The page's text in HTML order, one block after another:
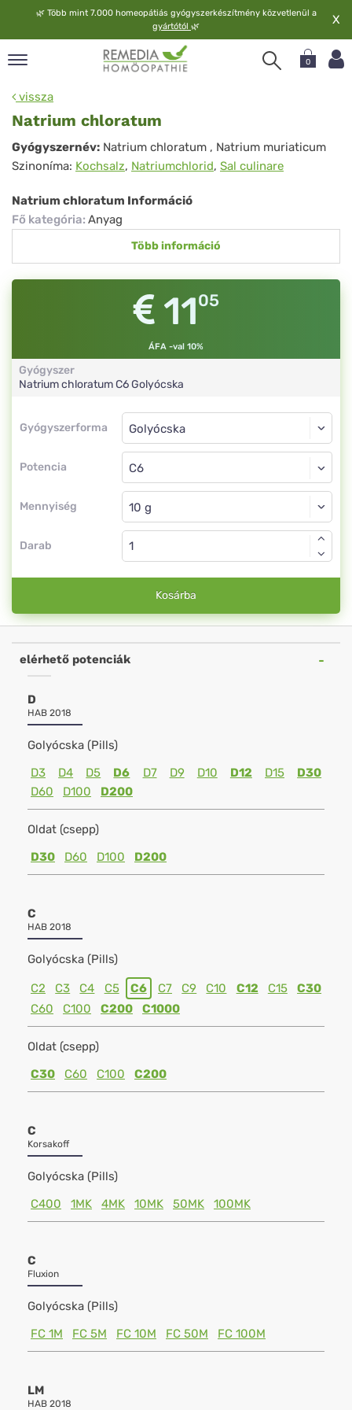
🌿 Több mint 7.000 homeopátiás gyógyszerkészítmény közvetlenül a
gyártótól 🌿 X
0
vissza
Natrium chloratum
Natrium
chloratum
Gyógyszernév: Natrium chloratum , Natrium muriaticum
Szinoníma: Kochsalz, Natriumchlorid, Sal culinare
Natrium chloratum Információ
Fő kategória: Anyag
Több információ
1105
ÁFA -val 10%
Gyógyszer
Natrium chloratumC6Golyócska
Gyógyszerforma
Gyógyszerforma
Potencia
Golyócska
C6
Mennyiség
Golyócska
Darab
Kosárba
elérhető potenciák
D
HAB 2018
Golyócska (Pills)
D3
D4 D5 D6 D7 D9 D10 D12 D15
D30
D60
D100 D200
Oldat (csepp)
D30
D60 D100 D200
C
HAB 2018
Golyócska (Pills)
C2 C3 C4 C5 C6 C7 C9 C10 C12 C15
C30
C60
C100 C200 C1000
Oldat (csepp)
C30
C60 C100 C200
C
Korsakoff
Golyócska (Pills)
C400
1MK 4MK 10MK 50MK 100MK
C
Fluxion
Golyócska (Pills)
FC 1M
FC 5M FC 10M FC 50M FC 100M
LM
HAB 2018